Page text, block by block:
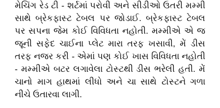
મેચિંગ રેડ ટી - શર્ટમાં પરોવી અને સીડીઓ ઉતરી મમ્મી
સાથે બ્રેકફાસ્ટ ટેબલ પર જોડાઈ. બ્રેકફાસ્ટ ટેબલ
પર સપના જેમ કોઈ વિવિધતા નહોતી. મમ્મીએ એ જ
જૂની સફેદ ચાઈના પ્લેટ મારા તરફ ખસાવી, મેં ડીસ
તરફ નજર કરી - એમાં પણ કોઈ ખાસ વિવિધતા નહોતી
- મમ્મીએ બટર લગાવેલા ટોસ્ટથી ડીસ ભરેલી હતી. મેં
ચાનો માગ હાથમાં લીધો અને ચા સાથે ટોસ્ટને ગળા
નીચે ઉતારવા લાગી.